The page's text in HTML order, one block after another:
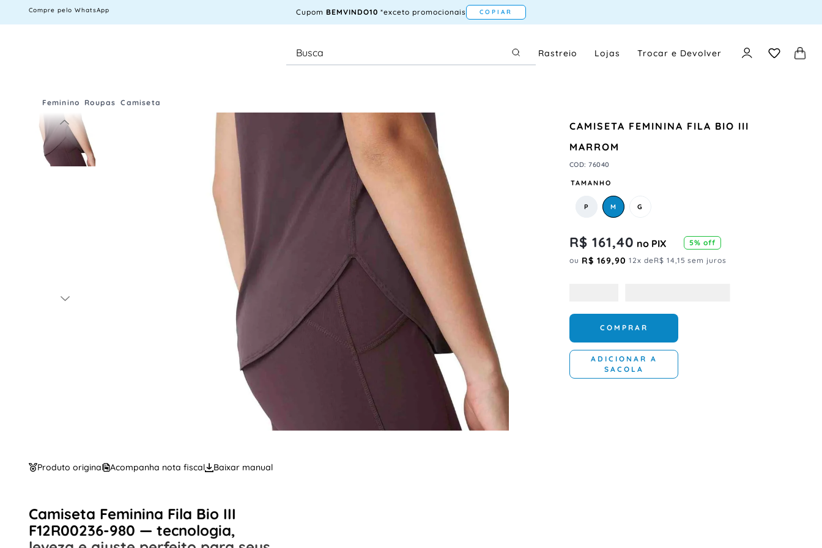
Compre pelo WhatsApp Cupom BEMVINDO10 *exceto promocionais COPIAR
Rastreio Lojas Trocar e Devolver
Feminino Roupas Camiseta
CAMISETA FEMININA FILA BIO III
MARROM
COD:76040
TAMANHO
P M G
R$ 161,40 no PIX 5% off
ou R$ 169,90 12x deR$ 14,15 sem juros
COMPRAR
ADICIONAR A
SACOLA
Produto original Acompanha nota fiscal Baixar manual
Camiseta Feminina Fila Bio III
F12R00236-980 — tecnologia,